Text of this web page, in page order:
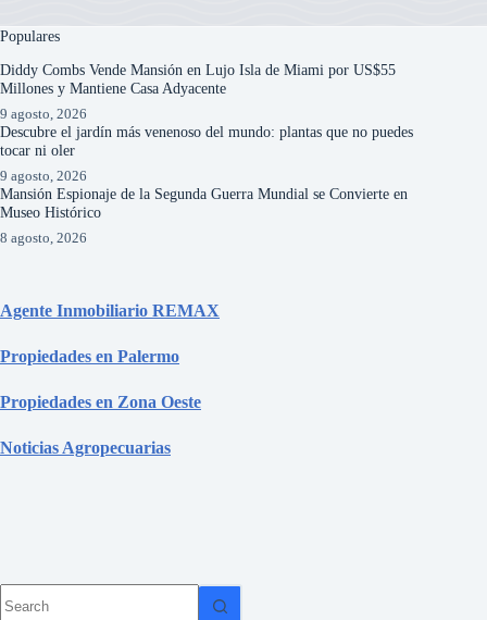
Populares
Diddy Combs Vende Mansión en Lujo Isla de Miami por US$55
Millones y Mantiene Casa Adyacente
9 agosto, 2026
Descubre el jardín más venenoso del mundo: plantas que no puedes
tocar ni oler
9 agosto, 2026
Mansión Espionaje de la Segunda Guerra Mundial se Convierte en
Museo Histórico
8 agosto, 2026
Agente Inmobiliario REMAX
Propiedades en Palermo
Propiedades en Zona Oeste
Noticias Agropecuarias